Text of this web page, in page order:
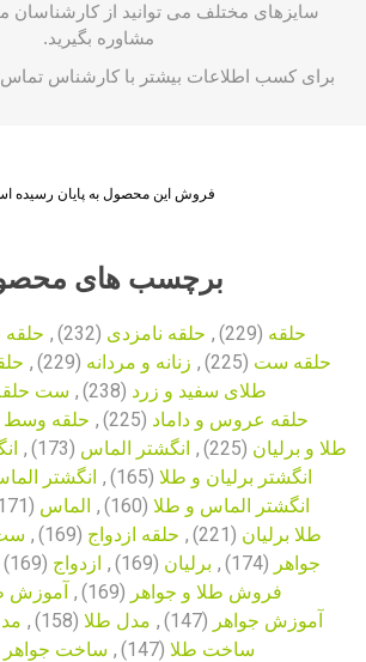
سایزهای مختلف می توانید از
مشاوره بگیرید.
برای کسب اطلاعات بیشتر باکارشناس
فروش این محصول به پایان رسیده
برچسب های
حلقه (229)
, حلقه نامزدی (232)
, حلقه
حلقه ست (225)
, زنانه و مردانه (229)
,
طلای سفید و زرد (238)
, ست
حلقه عروس و داماد (225)
, حلقه وسط
طلا و برلیان (225)
, انگشتر الماس (173)
,
انگشتر برلیان و طلا (165)
, انگشتر
انگشتر الماس و طلا (160)
, الماس (171)
طلا برلیان (221)
, حلقه ازدواج (169)
,
جواهر (174)
, برلیان (169)
, ازدواج (169)
فروش طلا و جواهر (169)
, آموزش
آموزش جواهر (147)
, مدل طلا (158)
,
ساخت طلا (147)
, ساخت جواهر